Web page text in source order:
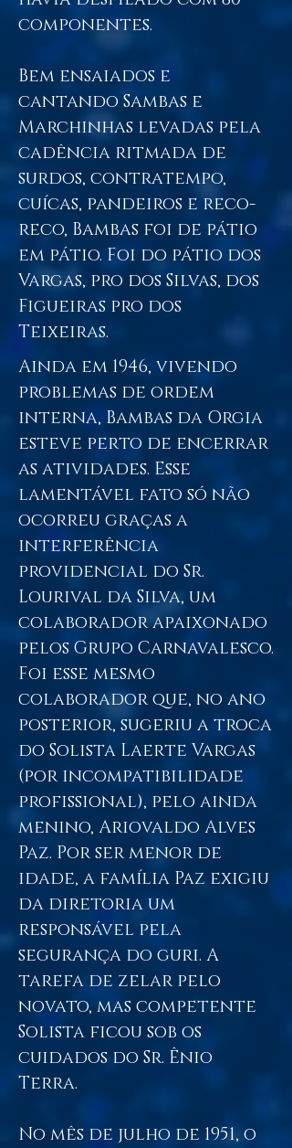
componentes.
Bem ensaiados e
cantando Sambas e
Marchinhas levadas pela
cadência ritmada de
surdos, contratempo,
cuícas, pandeiros e reco-
reco, Bambas foi de pátio
em pátio. Foi do pátio dos
Vargas, pro dos Silvas, dos
Figueiras pro dos
Teixeiras.
Ainda em 1946, vivendo
problemas de ordem
interna, Bambas da Orgia
esteve perto de encerrar
as atividades. Esse
lamentável fato só não
ocorreu graças a
interferência
providencial do Sr.
Lourival da Silva, um
colaborador apaixonado
pelos Grupo Carnavalesco.
Foi esse mesmo
colaborador que, no ano
posterior, sugeriu a troca
do Solista Laerte Vargas
(por incompatibilidade
profissional), pelo ainda
menino, Ariovaldo Alves
Paz. Por ser menor de
idade, a família Paz exigiu
da diretoria um
responsável pela
segurança do guri. A
tarefa de zelar pelo
novato, mas competente
Solista ficou sob os
cuidados do Sr. Ênio
Terra.
No mês de julho de 1951, o